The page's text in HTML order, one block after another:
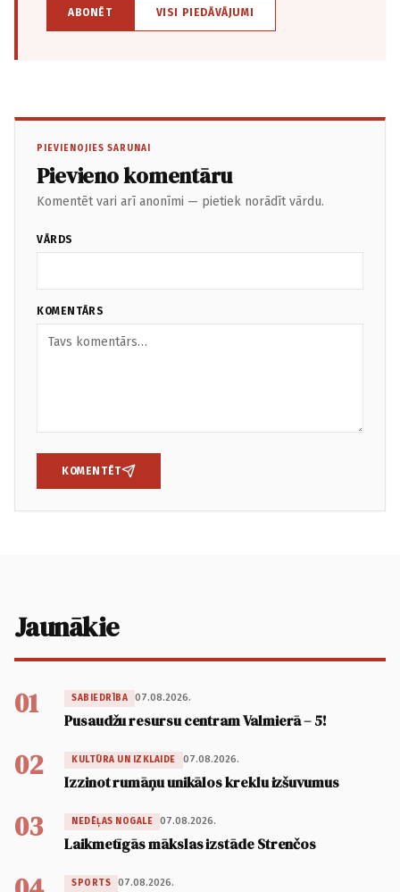
ABONĒT VISI PIEDĀVĀJUMI
PIEVIENOJIES SARUNAI
Pievieno komentāru
Komentēt vari arī anonīmi — pietiek norādīt vārdu.
VĀRDS
KOMENTĀRS
KOMENTĒT
Jaunākie
01 SABIEDRĪBA 07.08.2026.
Pusaudžu resursu centram Valmierā – 5!
02 KULTŪRA UN IZKLAIDE 07.08.2026.
Izzinot rumāņu unikālos kreklu izšuvumus
03 NEDĒĻAS NOGALE 07.08.2026.
Laikmetīgās mākslas izstāde Strenčos
SPORTS 07.08.2026.